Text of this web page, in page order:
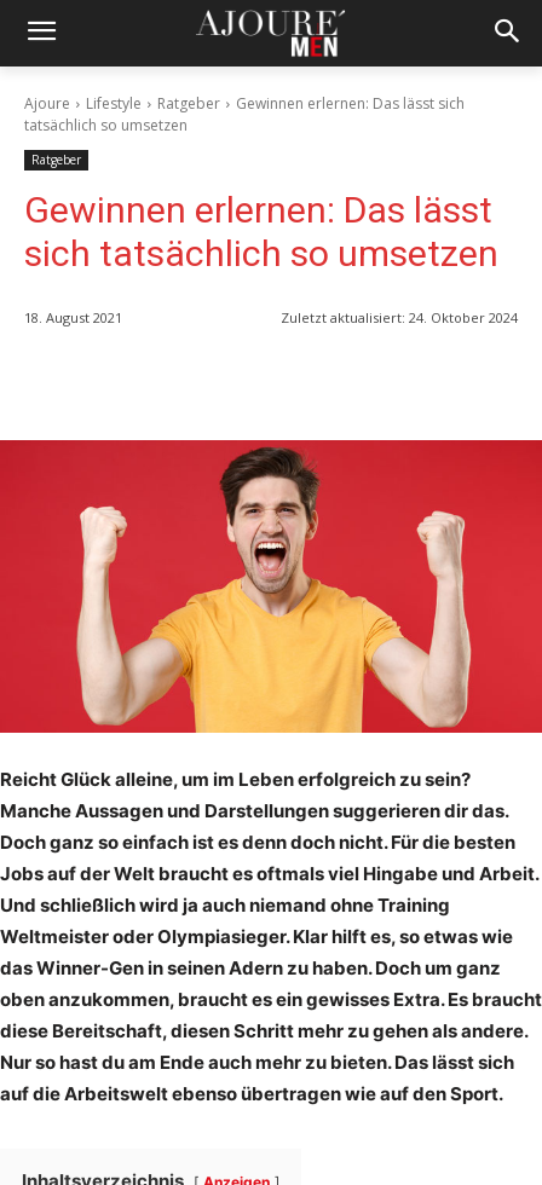
Ajoure Lifestyle Ratgeber
Gewinnen erlernen: Das lässt sich
tatsächlich so umsetzen
Ratgeber
Gewinnen erlernen: Das lässt
sich tatsächlich so umsetzen
18. August 2021 Zuletzt aktualisiert: 24. Oktober 2024
Reicht Glück alleine, um im Leben erfolgreich zu sein?
Manche Aussagen und Darstellungen suggerieren dir das.
Doch ganz so einfach ist es denn doch nicht. Für die besten
Jobs auf der Welt braucht es oftmals viel Hingabe und Arbeit.
Und schließlich wird ja auch niemand ohne Training
Weltmeister oder Olympiasieger. Klar hilft es, so etwas wie
das Winner-Gen in seinen Adern zu haben. Doch um ganz
oben anzukommen, braucht es ein gewisses Extra. Es braucht
diese Bereitschaft, diesen Schritt mehr zu gehen als andere.
Nur so hast du am Ende auch mehr zu bieten. Das lässt sich
auf die Arbeitswelt ebenso übertragen wie auf den Sport.